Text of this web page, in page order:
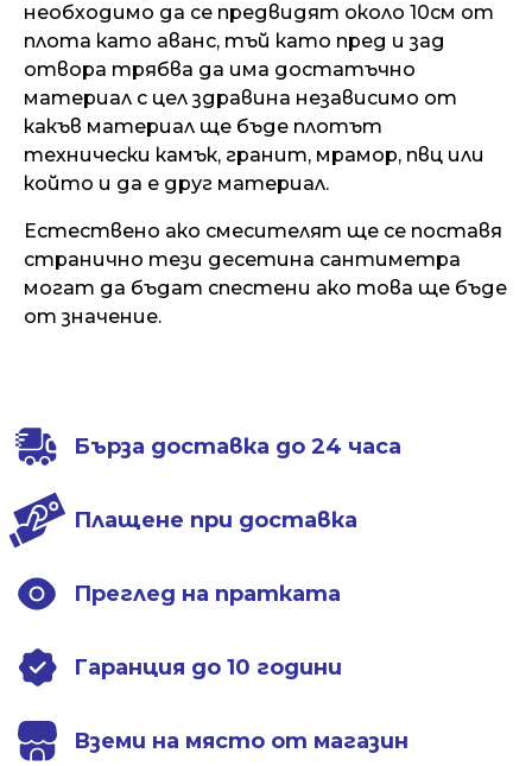
необходимо да се предвидят около 10см от
плота като аванс, тъй като пред и зад
отвора трябва да има достатъчно
материал с цел здравина независимо от
какъв материал ще бъде плотът
технически камък, гранит, мрамор, пвц или
който и да е друг материал.
Естествено ако смесителят ще се поставя
странично тези десетина сантиметра
могат да бъдат спестени ако това ще бъде
от значение.
Бърза доставка до 24 часа
Плащене при доставка
Преглед на пратката
Гаранция до 10 години
Вземи на място от магазин